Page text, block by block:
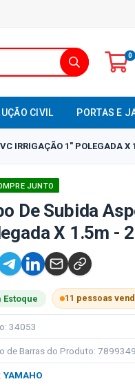
0
CIVIL PORTAS E
IRRIGAÇÃO 1" POLEGADA
JUNTO
De Subida
X 1.5m -
Estoque 11 pessoas
34053
de Barras do Produto:
YAMAHO